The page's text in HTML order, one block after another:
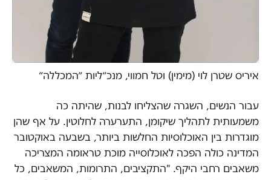
איריס שטרן לוי (מימין) וטל חמווי, מנכ״ליות ״המכללה״
עבור הנשים, השגרה שהצליחו לבנות, שהיתה כה
משמעותית לתהליך שיקומן, התערערה לחלוטין. על אף שהן
מוגדרות בין האוכלוסיות החלשות ביותר, בשבעה באוקטובר
המדינה כולה הפכה לאוכלוסייה מוכת טראומה המצריכה
משאבים רחבי היקף. "התקציבים, התרומות, המשאבים, כל